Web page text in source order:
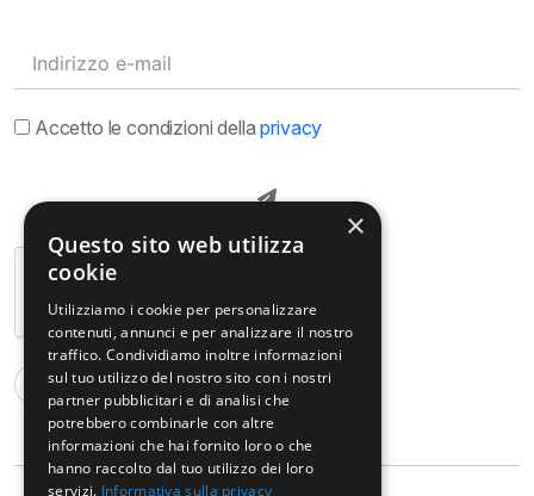
Accetto le condizioni dellaprivacy
×
Questo sito web utilizza
cookie
Utilizziamo i cookie per personalizzare
contenuti, annunci e per analizzare il nostro
traffico. Condividiamo inoltre informazioni
sul tuo utilizzo del nostro sito con i nostri
partner pubblicitari e di analisi che
potrebbero combinarle con altre
informazioni che hai fornito loro o che
hanno raccolto dal tuo utilizzo dei loro
servizi. Informativa sulla privacy